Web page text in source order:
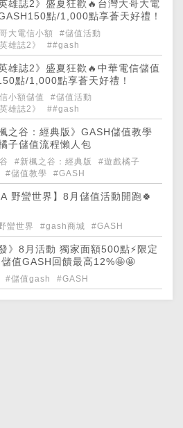
英雄誌2》盛夏狂歡🔥台灣大哥大電
點/1,000點享蒼天好禮！
大電信小額
#儲值活動
雄誌2》
##gash
雄誌2》盛夏狂歡🔥中華電信儲值
點/1,000點享蒼天好禮！
小額儲值
#儲值活動
雄誌2》
##gash
之谷：經典版》GASH儲值教學
子儲值流程懶人包
#新楓之谷：經典版
#遊戲橘子
#儲值教學 #GASH
野蠻世界】8月儲值活動開跑🍀
蠻世界 #gash商城 #GASH
》8月活動 獨家面額500點⚡限定
值GASH回饋最高12%🤩🤩
#儲值gash #GASH